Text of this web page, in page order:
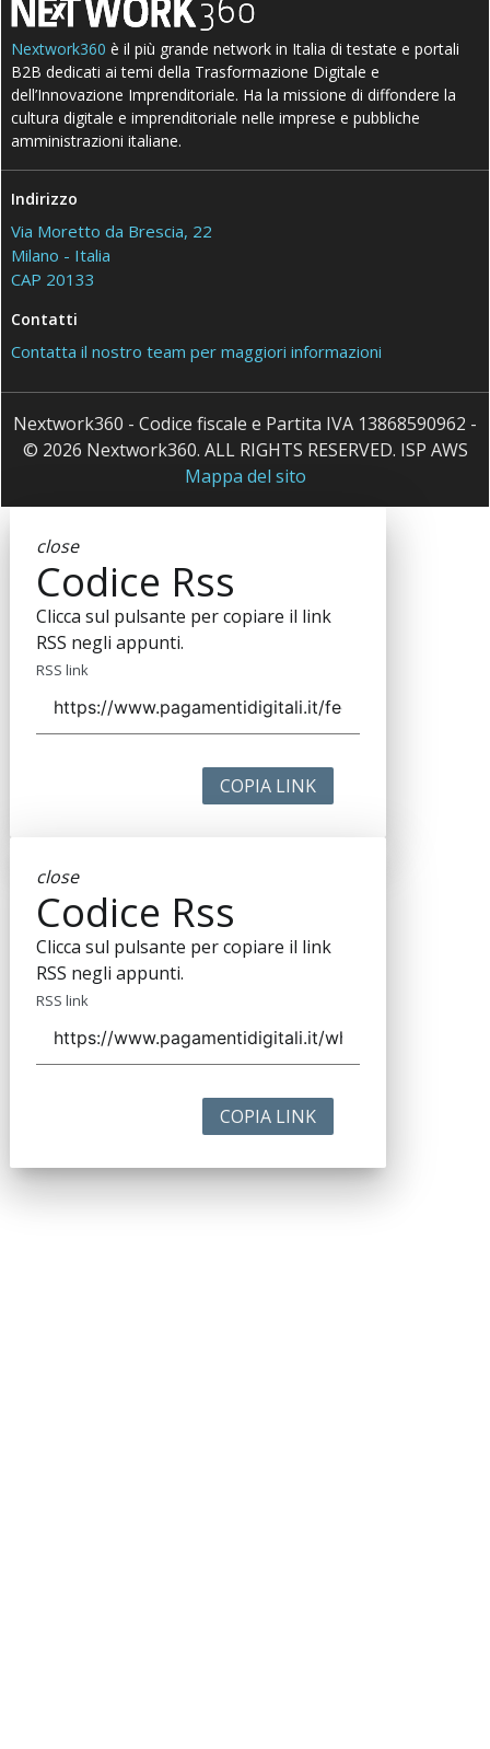
Nextwork360 è il più grande network in Italia di testate e portali
B2B dedicati ai temi della Trasformazione Digitale e
dell’Innovazione Imprenditoriale. Ha la missione di diffondere la
cultura digitale e imprenditoriale nelle imprese e pubbliche
amministrazioni italiane.
Indirizzo
Via Moretto da Brescia, 22
Milano - Italia
CAP 20133
Contatti
Contatta il nostro team per maggiori informazioni
Nextwork360 - Codice fiscale e Partita IVA 13868590962 -
© 2026 Nextwork360. ALL RIGHTS RESERVED. ISP AWS
Mappa del sito
close
Codice Rss
Clicca sul pulsante per copiare il link
RSS negli appunti.
RSS link
COPIA LINK
close
Codice Rss
Clicca sul pulsante per copiare il link
RSS negli appunti.
RSS link
COPIA LINK